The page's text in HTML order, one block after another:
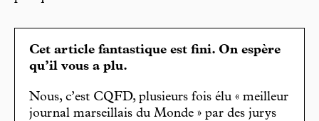
Cet article fantastique est fini. On espère
qu’il vous a plu.
Nous, c’est CQFD, plusieurs fois élu « meilleur
journal marseillais du Monde » par des jurys